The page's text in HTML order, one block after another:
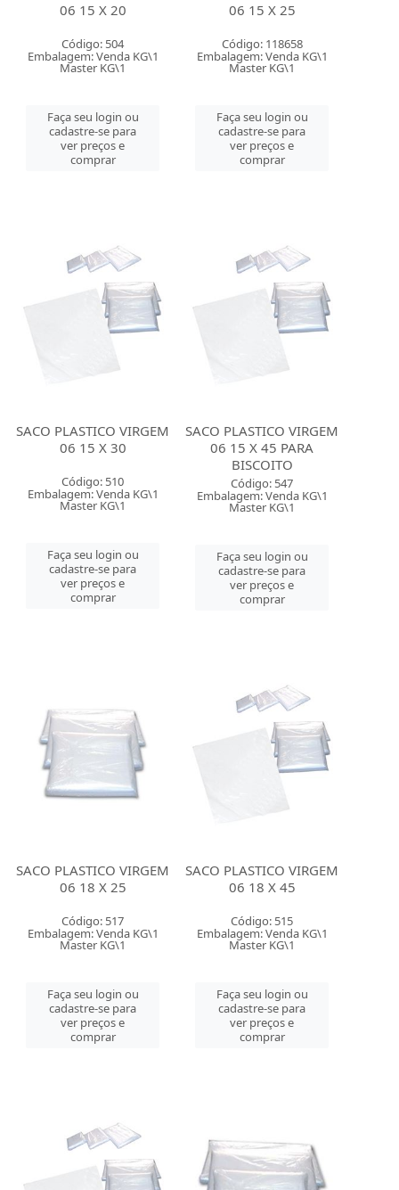
06 15 X 20
Código: 504
Embalagem: Venda KG\1
Master KG\1
Faça seu login ou
cadastre-se para
ver preços e
comprar
06 15 X 25
Código: 118658
Embalagem: Venda KG\1
Master KG\1
Faça seu login ou
cadastre-se para
ver preços e
comprar
SACO PLASTICO VIRGEM
06 15 X 30
Código: 510
Embalagem: Venda KG\1
Master KG\1
Faça seu login ou
cadastre-se para
ver preços e
comprar
SACO PLASTICO VIRGEM
06 15 X 45 PARA
BISCOITO
Código: 547
Embalagem: Venda KG\1
Master KG\1
Faça seu login ou
cadastre-se para
ver preços e
comprar
SACO PLASTICO VIRGEM
06 18 X 25
Código: 517
Embalagem: Venda KG\1
Master KG\1
Faça seu login ou
cadastre-se para
ver preços e
comprar
SACO PLASTICO VIRGEM
06 18 X 45
Código: 515
Embalagem: Venda KG\1
Master KG\1
Faça seu login ou
cadastre-se para
ver preços e
comprar